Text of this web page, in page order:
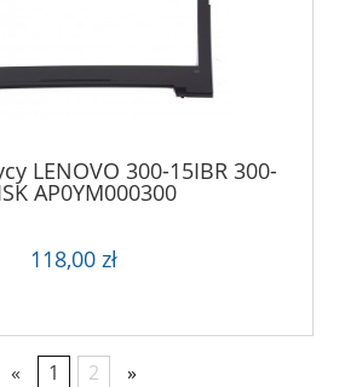
LENOVO 300-15IBR 300-
AP0YM000300
118,00 zł
« 1 2 »